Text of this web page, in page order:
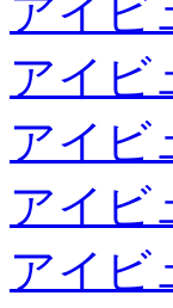
アイビ
アイビ
アイビ
アイビ
アイビ